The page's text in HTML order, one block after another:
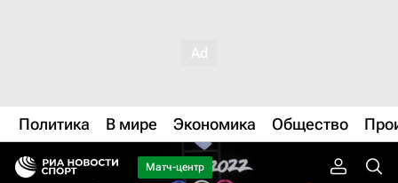
Политика В мире Экономика Общество
Матч-центр